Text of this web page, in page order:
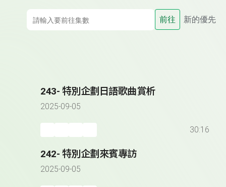
前往 新的優先
243- 特別企劃日語歌曲賞析
2025-09-05
30:16
242- 特別企劃來賓專訪
2025-09-05